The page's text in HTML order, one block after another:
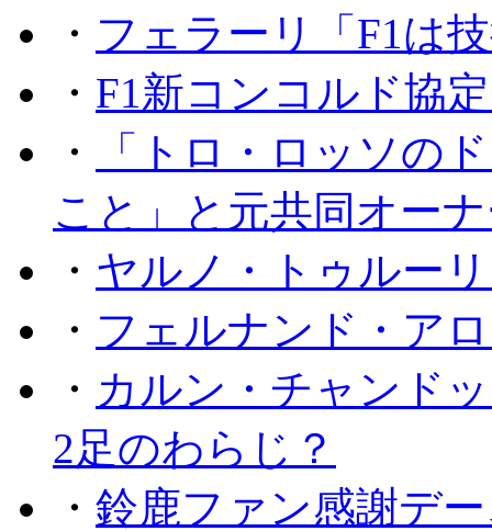
・ フェラーリ「F1は
・ F1新コンコルド協
・
「トロ・ロッソの
こと」と元共同オー
・ ヤルノ・トゥルー
・ フェルナンド・ア
・ カルン・チャンド
2足のわらじ？
・ 鈴鹿ファン感謝デ